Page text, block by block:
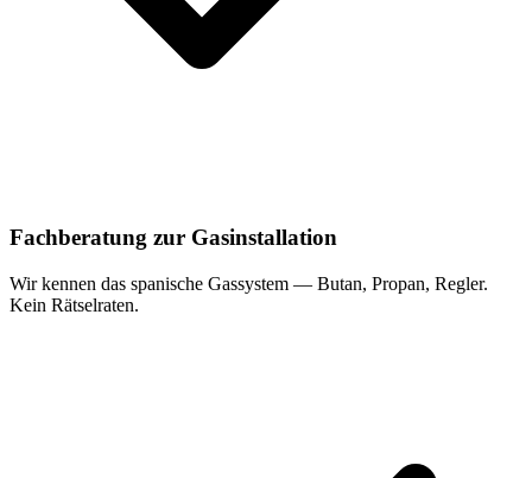
Fachberatung zur Gasinstallation
Wir kennen das spanische Gassystem — Butan, Propan, Regler.
Kein Rätselraten.